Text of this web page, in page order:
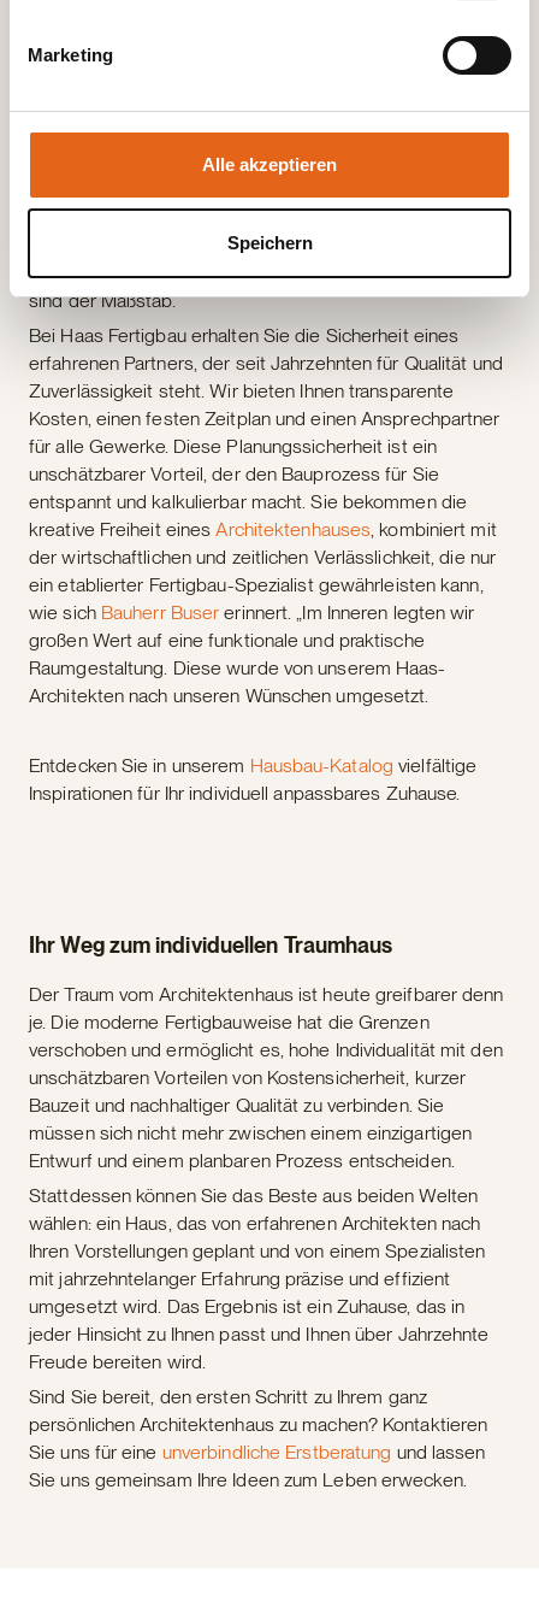
unsere Webseite weiterhin nutzen.
Marketing
Alle akzeptieren
Speichern
Der Rohstoff Holz spielt für uns dabei eine zentrale Rolle.
ressourcenschonend, sondern bietet auch eine enorme
gestalterische Vielfalt und schafft ein unvergleichlich
angenehmes Wohnklima. Unsere Architekten und Planer
Vorstellungen zu realisieren. Egal ob offene
Wohnkonzepte, großzügige Glasflächen oder eine
außergewöhnliche Fassadengestaltung, Ihre Wünsche
sind der Maßstab.
Bei Haas Fertigbau erhalten Sie die Sicherheit eines
erfahrenen Partners, der seit Jahrzehnten für Qualität und
Zuverlässigkeit steht. Wir bieten Ihnen transparente
Kosten, einen festen Zeitplan und einen Ansprechpartner
für alle Gewerke. Diese Planungssicherheit ist ein
unschätzbarer Vorteil, der den Bauprozess für Sie
entspannt und kalkulierbar macht. Sie bekommen die
kreative Freiheit einesArchitektenhauses, kombiniert mit
der wirtschaftlichen und zeitlichen Verlässlichkeit, die nur
ein etablierter Fertigbau-Spezialist gewährleisten kann,
wie sich Bauherr Buser erinnert. „Im Inneren legten wir
großen Wert auf eine funktionale und praktische
Raumgestaltung. Diese wurde von unserem Haas-
Architekten nach unseren Wünschen umgesetzt.
Entdecken Sie in unserem Hausbau-Katalog vielfältige
Inspirationen für Ihr individuell anpassbares Zuhause.
Ihr Weg zum individuellen Traumhaus
Der Traum vom Architektenhaus ist heute greifbarer denn
je. Die moderne Fertigbauweise hat die Grenzen
verschoben und ermöglicht es, hohe Individualität mit den
unschätzbaren Vorteilen von Kostensicherheit, kurzer
Bauzeit und nachhaltiger Qualität zu verbinden. Sie
müssen sich nicht mehr zwischen einem einzigartigen
Entwurf und einem planbaren Prozess entscheiden.
Stattdessen können Sie das Beste aus beiden Welten
wählen: ein Haus, das von erfahrenen Architekten nach
Ihren Vorstellungen geplant und von einem Spezialisten
mit jahrzehntelanger Erfahrung präzise und effizient
umgesetzt wird. Das Ergebnis ist ein Zuhause, das in
jeder Hinsicht zu Ihnen passt und Ihnen über Jahrzehnte
Freude bereiten wird.
Sind Sie bereit, den ersten Schritt zu Ihrem ganz
persönlichen Architektenhaus zu machen? Kontaktieren
Sie uns für eine unverbindliche Erstberatung und lassen
Sie uns gemeinsam Ihre Ideen zum Leben erwecken.